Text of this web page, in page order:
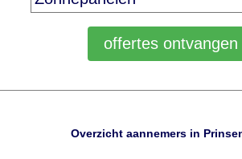
Overzicht aannemers in